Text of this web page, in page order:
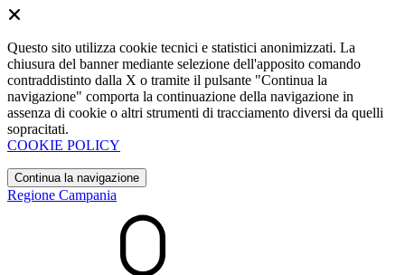
Questo sito utilizza cookie tecnici e statistici anonimizzati. La
chiusura del banner mediante selezione dell'apposito comando
contraddistinto dalla X o tramite il pulsante "Continua la
navigazione" comporta la continuazione della navigazione in
assenza di cookie o altri strumenti di tracciamento diversi da quelli
sopracitati.
COOKIE POLICY
Continua la navigazione
Regione Campania